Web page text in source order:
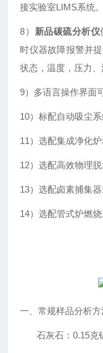
接实验室LIMS系统。
8） 新品碳硫分析仪
时仪器故障报警并
状态，温度，压力、
9）多语言操作界面
10）标配自动吸尘系
11）选配集成净化
12）选配高效物理脱
13）选配卤素捕集器
14）选配管式炉燃烧
一、常规样品分析方
石灰石：0.15克